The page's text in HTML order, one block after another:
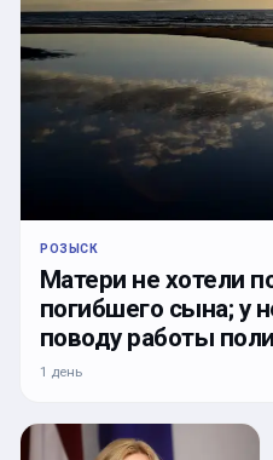
РОЗЫСК
Матери не хотели
погибшего сына; у
поводу работы
1 день